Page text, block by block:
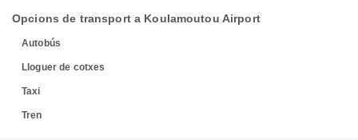
Opcions de transport a Koulamoutou Airport
Autobús
Lloguer de cotxes
Taxi
Tren